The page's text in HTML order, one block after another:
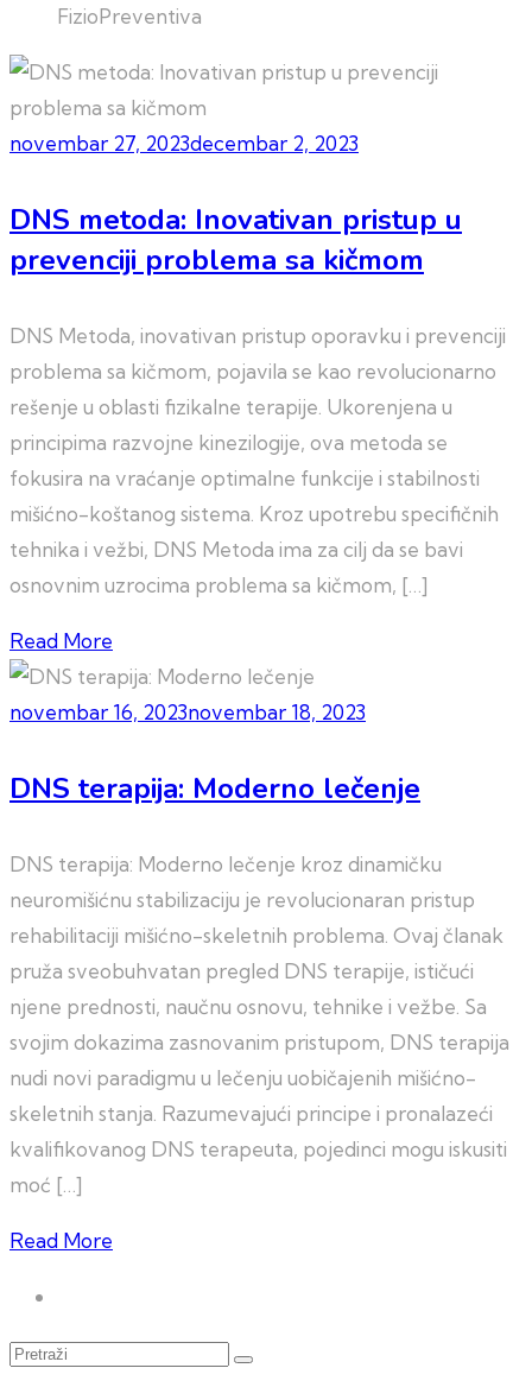
FizioPreventiva
novembar 27, 2023decembar 2, 2023
DNS metoda: Inovativan pristup u
prevenciji problema sa kičmom
DNS Metoda, inovativan pristup oporavku i prevenciji
problema sa kičmom, pojavila se kao revolucionarno
rešenje u oblasti fizikalne terapije. Ukorenjena u
principima razvojne kinezilogije, ova metoda se
fokusira na vraćanje optimalne funkcije i stabilnosti
mišićno-koštanog sistema. Kroz upotrebu specifičnih
tehnika i vežbi, DNS Metoda ima za cilj da se bavi
osnovnim uzrocima problema sa kičmom, […]
Read More
novembar 16, 2023novembar 18, 2023
DNS terapija: Moderno lečenje
DNS terapija: Moderno lečenje kroz dinamičku
neuromišićnu stabilizaciju je revolucionaran pristup
rehabilitaciji mišićno-skeletnih problema. Ovaj članak
pruža sveobuhvatan pregled DNS terapije, ističući
njene prednosti, naučnu osnovu, tehnike i vežbe. Sa
svojim dokazima zasnovanim pristupom, DNS terapija
nudi novi paradigmu u lečenju uobičajenih mišićno-
skeletnih stanja. Razumevajući principe i pronalazeći
kvalifikovanog DNS terapeuta, pojedinci mogu iskusiti
moć […]
Read More
Pretraži